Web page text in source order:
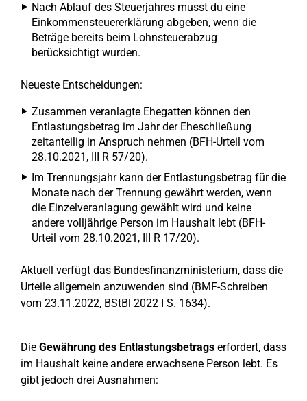
Nach Ablauf des Steuerjahres musst du eine
Einkommensteuererklärung abgeben, wenn die
Beträge bereits beim Lohnsteuerabzug
berücksichtigt wurden.
Neueste Entscheidungen:
Zusammen veranlagte Ehegatten können den
Entlastungsbetrag im Jahr der Eheschließung
zeitanteilig in Anspruch nehmen (BFH-Urteil vom
28.10.2021, III R 57/20).
Im Trennungsjahr kann der Entlastungsbetrag für die
Monate nach der Trennung gewährt werden, wenn
die Einzelveranlagung gewählt wird und keine
andere volljährige Person im Haushalt lebt (BFH-
Urteil vom 28.10.2021, III R 17/20).
Aktuell verfügt das Bundesfinanzministerium, dass die
Urteile allgemein anzuwenden sind (BMF-Schreiben
vom 23.11.2022, BStBl 2022 I S. 1634).
Die Gewährung des Entlastungsbetrags erfordert, dass
im Haushalt keine andere erwachsene Person lebt. Es
gibt jedoch drei Ausnahmen: